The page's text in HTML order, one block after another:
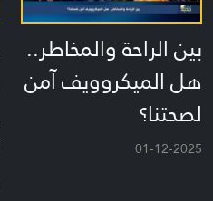
بين الراحة والمخاطر..
هل الميكروويف آمن
لصحتنا؟
01-12-2025